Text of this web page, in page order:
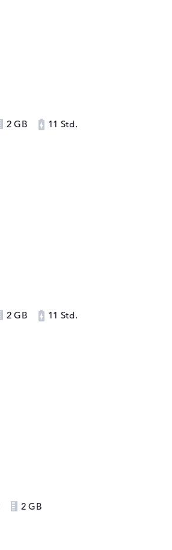
2 GB
11 Std.
2 GB
11 Std.
2 GB